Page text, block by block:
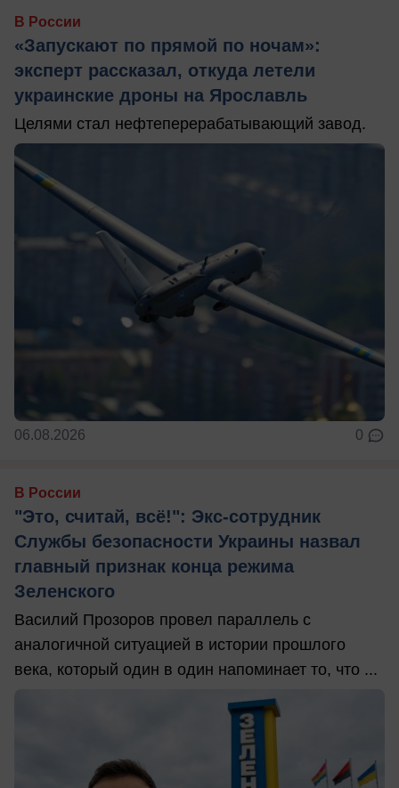
В России
«Запускают по прямой по ночам»:
эксперт рассказал, откуда летели
украинские дроны на Ярославль
Целями стал нефтеперерабатывающий завод.
06.08.2026 0
В России
"Это, считай, всё!": Экс-сотрудник
Службы безопасности Украины назвал
главный признак конца режима
Зеленского
Василий Прозоров провел параллель с
аналогичной ситуацией в истории прошлого
века, который один в один напоминает то, что ...